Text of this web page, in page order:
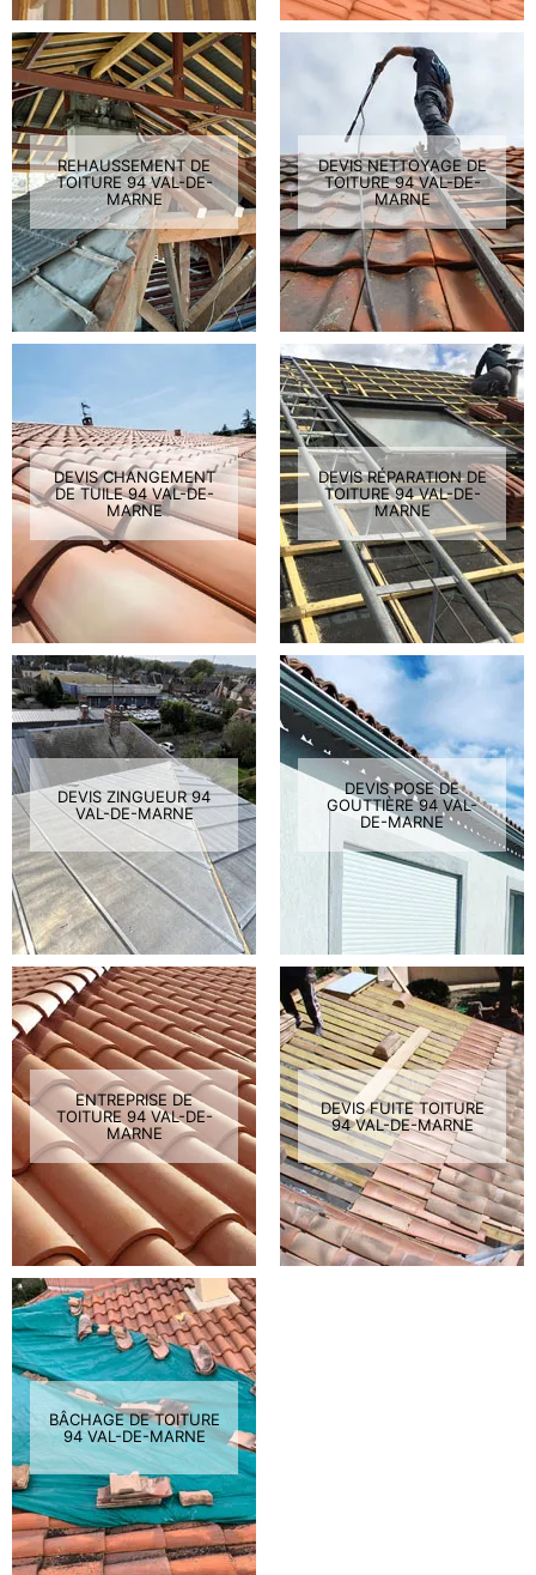
REHAUSSEMENT DE
TOITURE 94 VAL-DE-
MARNE
DEVIS NETTOYAGE DE
TOITURE 94 VAL-DE-
MARNE
DEVIS CHANGEMENT
DE TUILE 94 VAL-DE-
MARNE
DEVIS RÉPARATION DE
TOITURE 94 VAL-DE-
MARNE
DEVIS ZINGUEUR 94
VAL-DE-MARNE
DEVIS POSE DE
GOUTTIÈRE 94 VAL-
DE-MARNE
ENTREPRISE DE
TOITURE 94 VAL-DE-
MARNE
DEVIS FUITE TOITURE
94 VAL-DE-MARNE
BÂCHAGE DE TOITURE
94 VAL-DE-MARNE